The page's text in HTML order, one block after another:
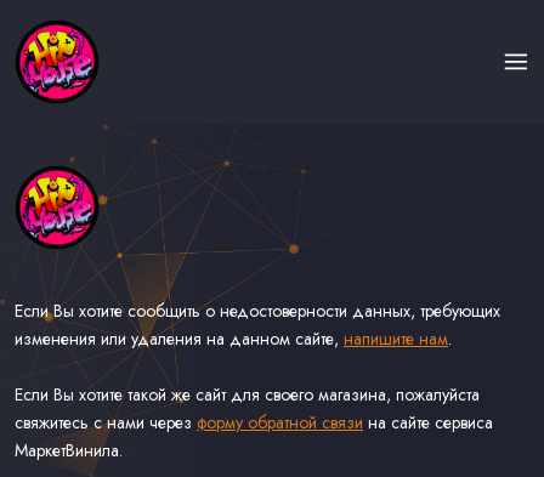
Если Вы хотите сообщить о недостоверности данных, требующих
изменения или удаления на данном сайте, напишите нам.
Если Вы хотите такой же сайт для своего магазина, пожалуйста
свяжитесь с нами через форму обратной связи на сайте сервиса
МаркетВинила.